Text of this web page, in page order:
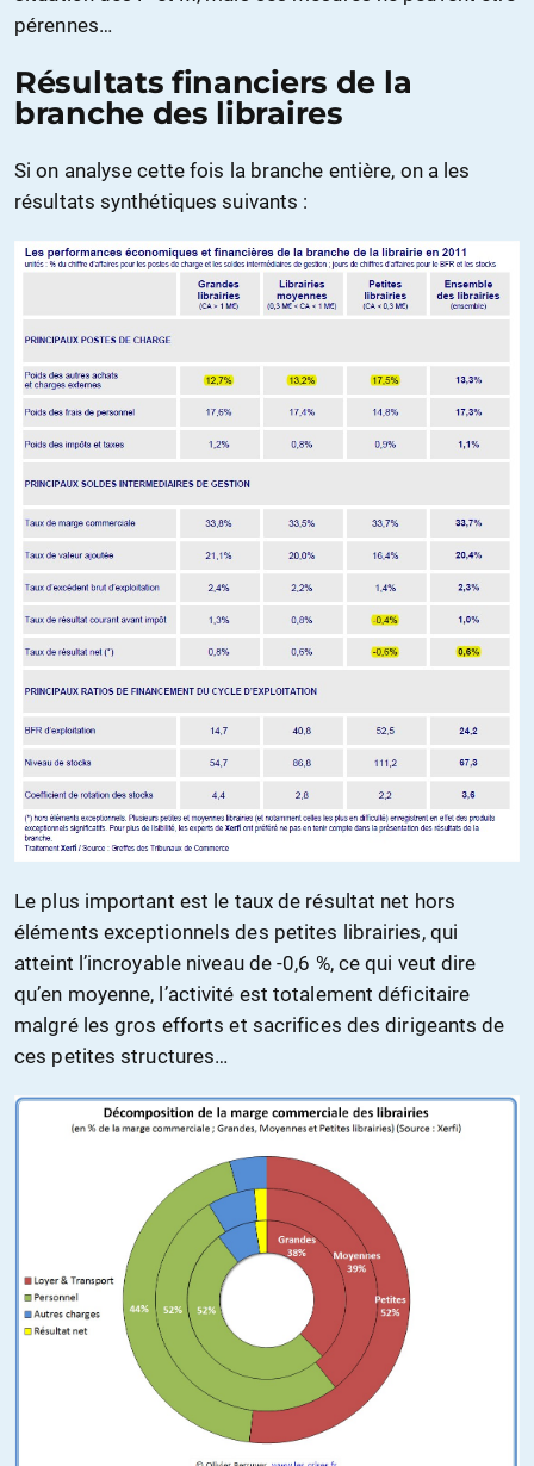
pérennes…
Résultats financiers de la
branche des libraires
Si on analyse cette fois la branche entière, on a les
résultats synthétiques suivants :
Le plus important est le taux de résultat net hors
éléments exceptionnels des petites librairies, qui
atteint l’incroyable niveau de -0,6 %, ce qui veut dire
qu’en moyenne, l’activité est totalement déficitaire
malgré les gros efforts et sacrifices des dirigeants de
ces petites structures…